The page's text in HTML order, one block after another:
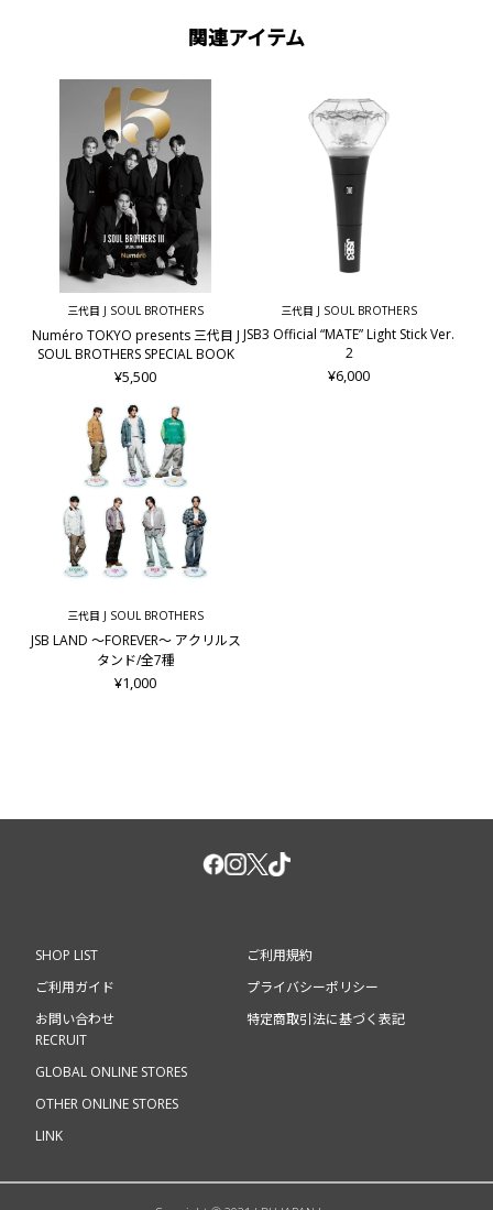
関連アイテム
三代目 J SOUL BROTHERS
Numéro TOKYO presents 三代目 J
SOUL BROTHERS SPECIAL BOOK
¥5,500
三代目 J SOUL BROTHERS
JSB3 Official “MATE” Light Stick Ver.
2
¥6,000
三代目 J SOUL BROTHERS
JSB LAND ～FOREVER～ アクリルス
タンド/全7種
¥1,000
SHOP LIST
ご利用ガイド
お問い合わせ
ご利用規約
プライバシーポリシー
特定商取引法に基づく表記
RECRUIT
GLOBAL ONLINE STORES
OTHER ONLINE STORES
LINK